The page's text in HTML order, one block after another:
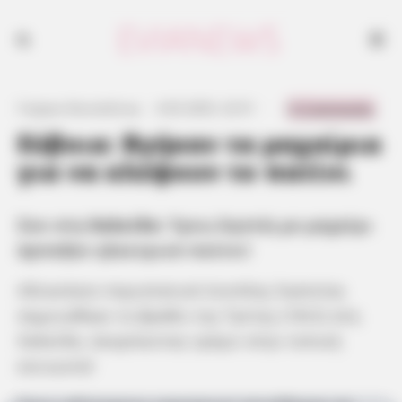
Εύβοια: Βγήκαν τα μαχαίρια
για να κλέψουν το πατίνι
Χαλκίδα
: Τρεις ληστές με μαχαίρι